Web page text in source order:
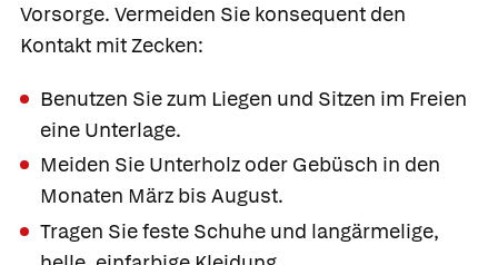
Vorsorge. Vermeiden Sie konsequent den
Kontakt mit Zecken:
Benutzen Sie zum Liegen und Sitzen im Freien
eine Unterlage.
Meiden Sie Unterholz oder Gebüsch in den
Monaten März bis August.
Tragen Sie feste Schuhe und langärmelige,